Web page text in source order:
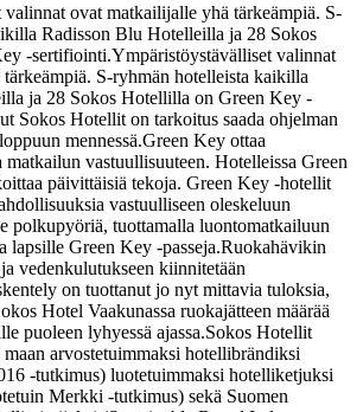
ovat matkailijalle yhä tärkeämpiä. S-
Radisson Blu Hotelleilla ja 28 Sokos
-sertifiointi.Ympäristöystävälliset valinnat
S-ryhmän hotelleista kaikilla
ja 28 Sokos Hotellilla on Green Key -
Sokos Hotellit on tarkoitus saada ohjelman
mennessä.Green Key ottaa
matkailun vastuullisuuteen. Hotelleissa Green
päivittäisiä tekoja. Green Key -hotellit
vastuulliseen oleskeluun
polkupyöriä, tuottamalla luontomatkailuun
lapsille Green Key -passeja.Ruokahävikin
vedenkulutukseen kiinnitetään
on tuottanut jo nyt mittavia tuloksia,
Hotel Vaakunassa ruokajätteen määrää
puoleen lyhyessä ajassa.Sokos Hotellit
arvostetuimmaksi hotellibrändiksi
-tutkimus) luotetuimmaksi hotelliketjuksi
Merkki -tutkimus) sekä Suomen